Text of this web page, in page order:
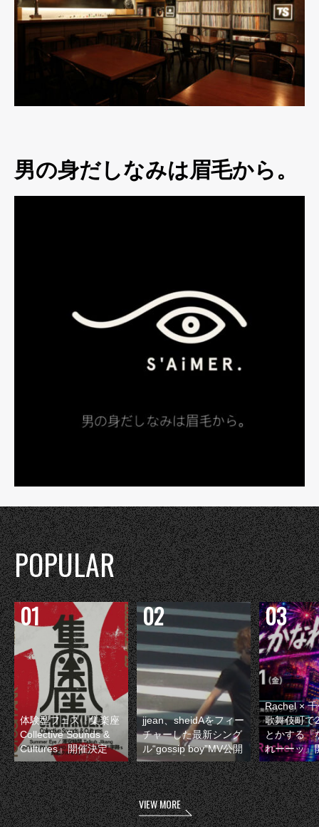
男の身だしなみは眉毛から。
POPULAR
体験型フェス『集楽座
Collective Sounds &
Cultures』開催決定
jjean、sheidAをフィー
チャーした最新シング
ル“gossip boy”MV公開
Rachel ×
歌舞伎町で
とかする『
れーーッ』
VIEW MORE